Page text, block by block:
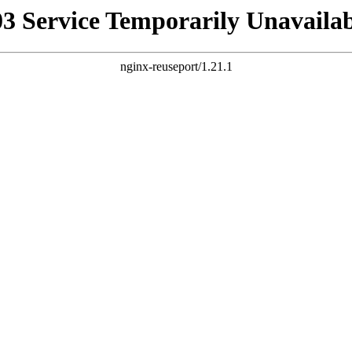
Service Temporarily
nginx-reuseport/1.21.1